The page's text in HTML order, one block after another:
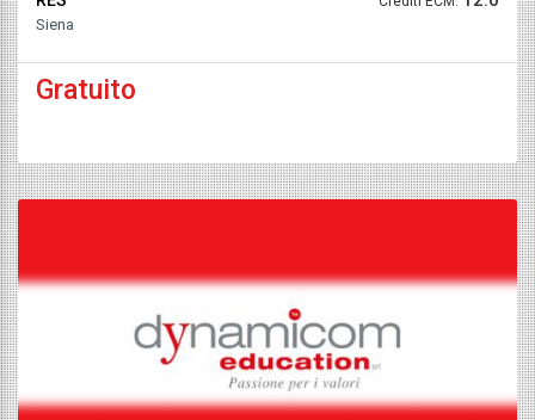
Siena
Gratuito